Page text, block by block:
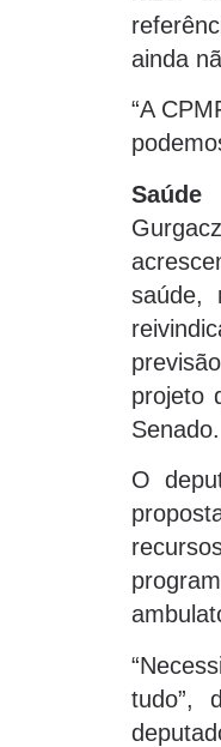
ainda
“A
Saúde
saúde,
projeto
Senado.
O
tudo”,